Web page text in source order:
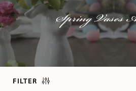
Spring Vases
FILTER